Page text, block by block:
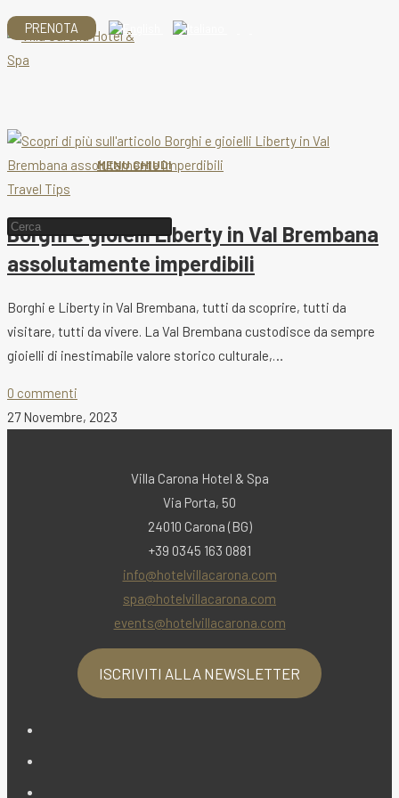
Salta
al
contenuto
PRENOTA
MENU CHIUDI
Cerca
nel
sito
Travel Tips
Borghi e gioielli Liberty in Val Brembana
assolutamente imperdibili
Borghi e Liberty in Val Brembana, tutti da scoprire, tutti da
visitare, tutti da vivere. La Val Brembana custodisce da sempre
gioielli di inestimabile valore storico culturale,…
0 commenti
27 Novembre, 2023
Villa Carona Hotel & Spa
Via Porta, 50
24010 Carona (BG)
+39 0345 163 0881
info@hotelvillacarona.com
spa@hotelvillacarona.com
events@hotelvillacarona.com
ISCRIVITI ALLA NEWSLETTER